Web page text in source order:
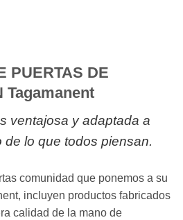
PUERTAS DE
Tagamanent
ventajosa y adaptada a
de lo que todos piensan.
comunidad que ponemos a su
incluyen productos fabricados
calidad de la mano de